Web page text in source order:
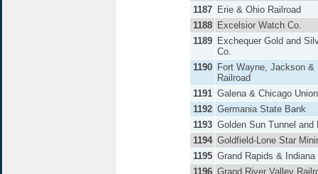
1187
Erie & Ohio Railroad
1188
Excelsior Watch Co.
1189
Exchequer Gold and
Co.
1190
Fort Wayne, Jackson &
Railroad
1191 Galena & Chicago
1192 Germania State Bank
1193 Golden Sun Tunnel and
1194 Goldfield-Lone Star
1195 Grand Rapids & Indiana
1196 Grand River Valley